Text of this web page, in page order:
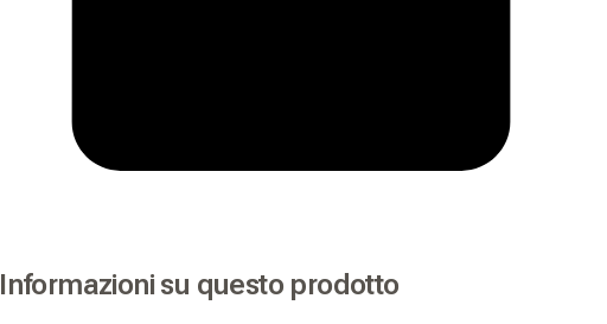
Informazioni su questo prodotto